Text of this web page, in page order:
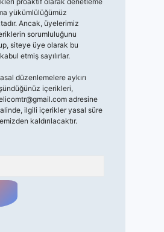
yükümlülüğümüz
Ancak, üyelerimiz
sorumluluğunu
siteye üye olarak bu
etmiş sayılırlar.
düzenlemelere aykırı
içerikleri,
adresine
ilgili içerikler yasal süre
kaldırılacaktır.